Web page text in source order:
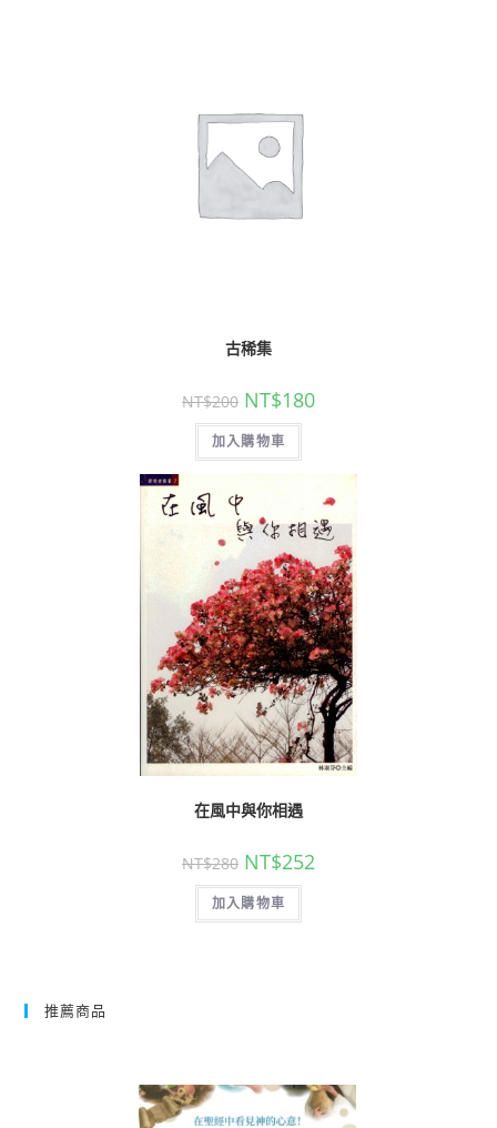
古稀集
NT$200 NT$180
加入購物車
在風中與你相遇
NT$280 NT$252
加入購物車
推薦商品